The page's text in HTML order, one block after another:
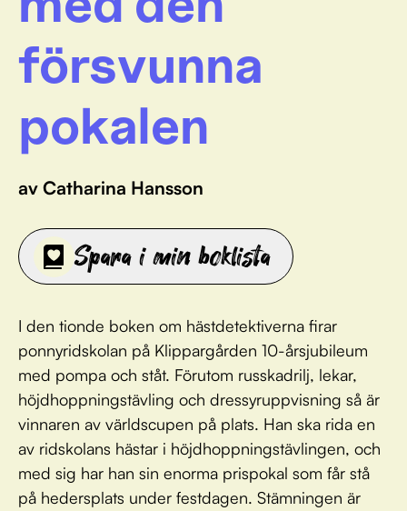
försvunna
pokalen
av Catharina Hansson
Spara i min boklista
I den tionde boken om hästdetektiverna firar
ponnyridskolan på Klippargården 10-årsjubileum
med pompa och ståt. Förutom russkadrilj, lekar,
höjdhoppningstävling och dressyruppvisning så är
vinnaren av världscupen på plats. Han ska rida en
av ridskolans hästar i höjdhoppningstävlingen, och
med sig har han sin enorma prispokal som får stå
på hedersplats under festdagen. Stämningen är